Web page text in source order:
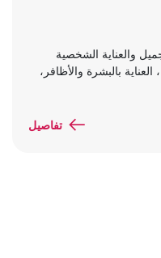
والعناية الشخصية
بالبشرة والأظافر،
تفاصيل